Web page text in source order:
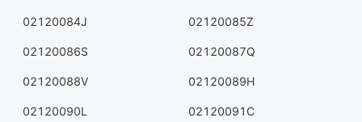
02120084J 02120085Z
02120086S 02120087Q
02120088V 02120089H
02120090L 02120091C